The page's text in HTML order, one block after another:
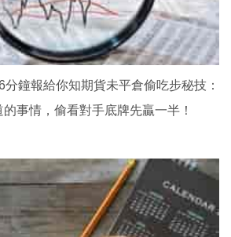
鐘報給你知期貨未平倉偷吃步秘技：
事情，偷看對手底牌先贏一半！